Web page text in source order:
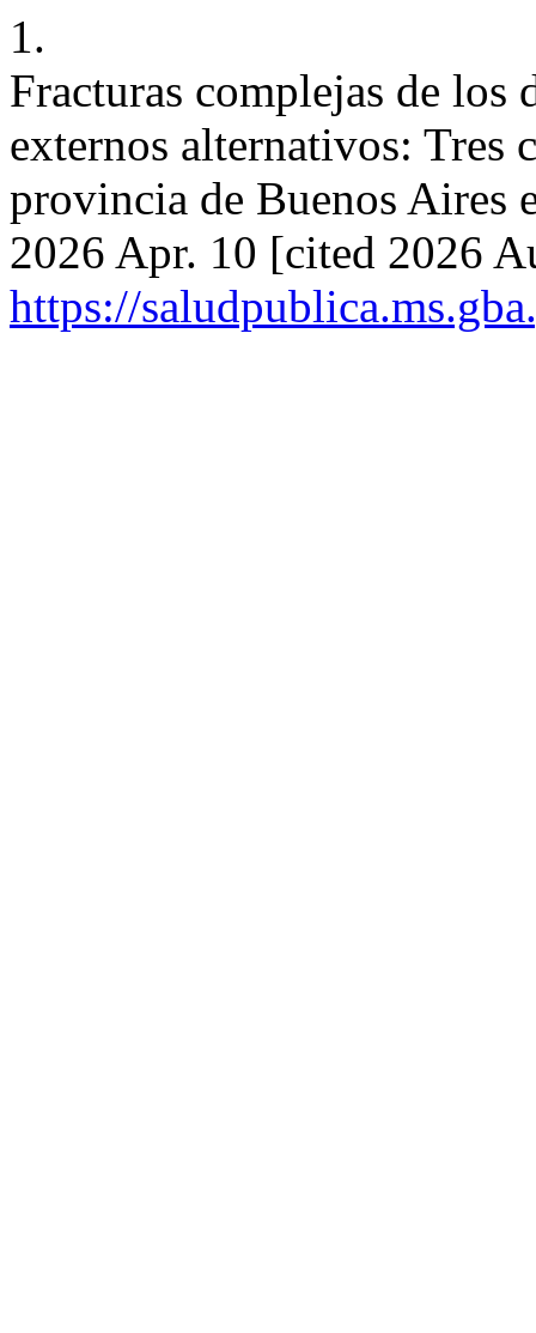
1.
Fracturas complejas de los
externos alternativos: Tres
provincia de Buenos Aires
2026 Apr. 10 [cited 2026
https://